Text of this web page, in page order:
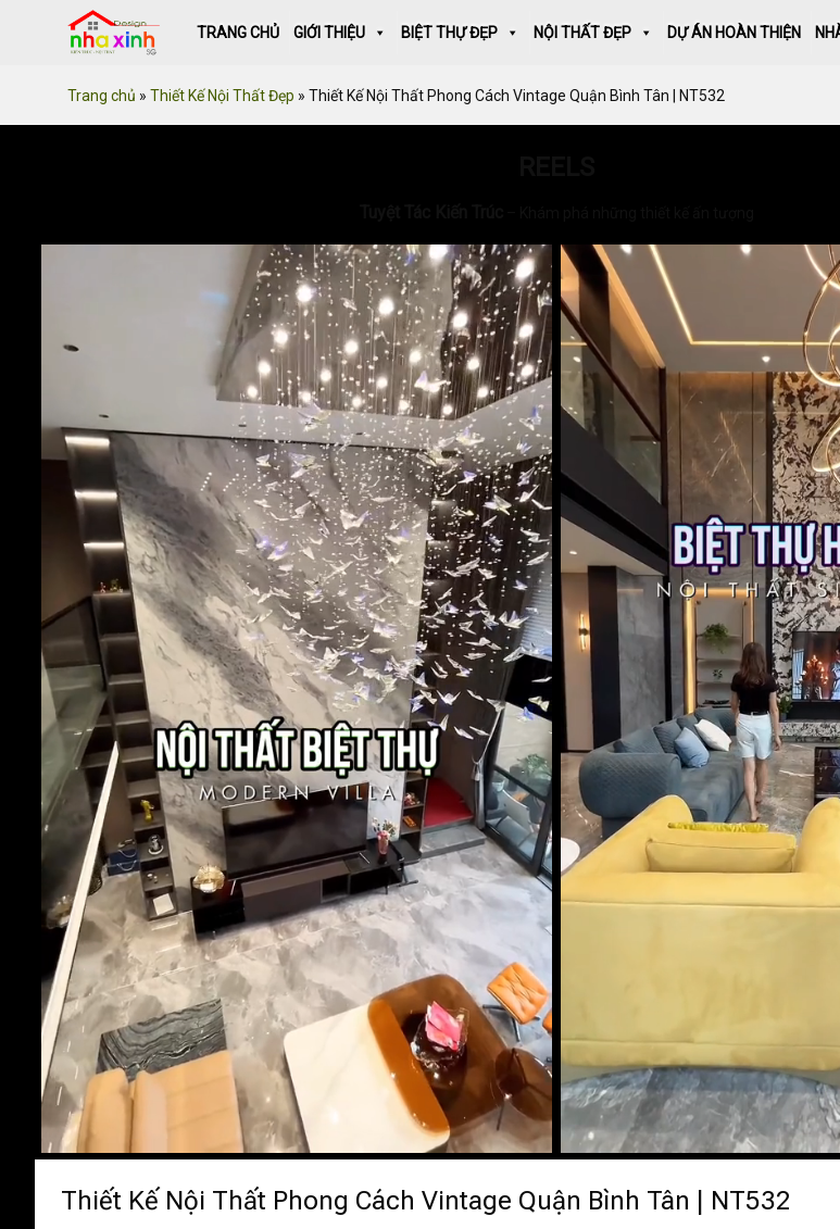
TRANG CHỦ GIỚI THIỆU BIỆT THỰ ĐẸP NỘI THẤT ĐẸP DỰ ÁN HOÀN THIỆN
Trang chủ » Thiết Kế Nội Thất Đẹp » Thiết Kế Nội Thất Phong Cách Vintage Quận Bình Tân | NT532
Thiết Kế Nội Thất Phong Cách Vintage Quận Bình Tân | NT532